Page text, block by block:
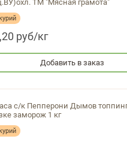
ТМ "Мясная грамота"
руб/кг
Добавить в заказ
с/к Пепперони Дымов
заморож 1 кг